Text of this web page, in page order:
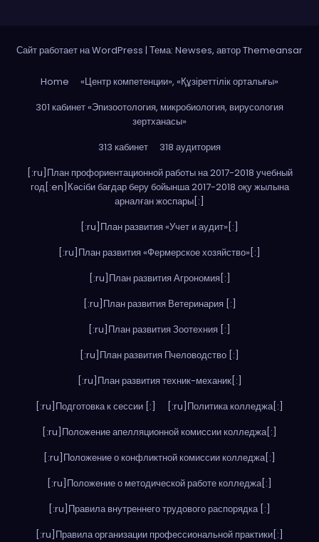
Сайт работает на WordPress | Тема: Newses, авторThemeansar
Home
«Центр компетенции», «Құзіреттілік орталығы»
301 кабинет «Эпизоотология, микробиология, вирусология
зертханасы»
313 кабинет
318 аудитория
[:ru]План профориентационной работы на 2017-2018 учебный
год[:en]Кәсіби бағдар беру бойынша 2017-2018 оқу жылына
арналған жоспары[:]
[:ru]План развития «Учет и аудит»[:]
[:ru]План развития «Фермерское хозяйство»[:]
[:ru]План развития Агрономия[:]
[:ru]План развития Ветеринария [:]
[:ru]План развития Зоотехния [:]
[:ru]План развития Пчеловодство [:]
[:ru]План развития техник-механик[:]
[:ru]Подготовка к сессии [:]
[:ru]Политика колледжа[:]
[:ru]Положение апелляционной комиссии колледжа[:]
[:ru]Положение о конфликтной комиссии колледжа[:]
[:ru]Положение о методической работе колледжа[:]
[:ru]Правила внутреннего трудового распорядка [:]
[:ru]Правила организации профессиональной практики[:]